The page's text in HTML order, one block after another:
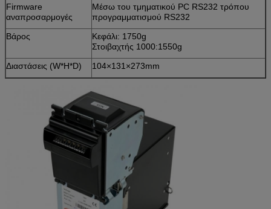
Firmware
αναπροσαρμογές
Μέσω του τμηματικού PC RS232 τρόπου
προγραμματισμού RS232
Βάρος
Κεφάλι: 1750g
Στοιβαχτής 1000:1550g
Διαστάσεις (W*H*D)
104×131×273mm